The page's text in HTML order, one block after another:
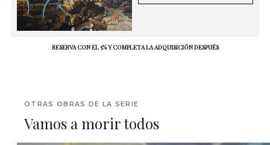
RESERVA CON EL 5% Y COMPLETA LA ADQUISICIÓN DESPUÉS
OTRAS OBRAS DE LA SERIE
Vamos a morir todos